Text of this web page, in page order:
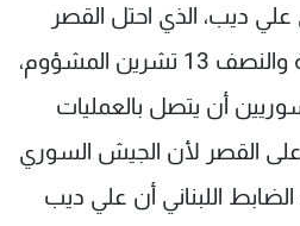
ديب، الذي احتل القصر
الجمهوري الساعة الثامنة والنصف 13 تشرين المشؤوم،
أن يتصل بالعمليات
القصر لأن الجيش السوري
اللبناني أن علي ديب